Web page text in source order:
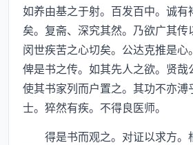
如养由基之于射。百发百中。诚有
矣。复斋、深究其然。乃欲广其传
闵世疾苦之心切矣。公达克推是
俾是书之传。如其先人之欲。贤哉
使其书家列而户置之。其功不亦溥
士。猝然有疾。不得良医师。
得是书而观之。对证以求方。